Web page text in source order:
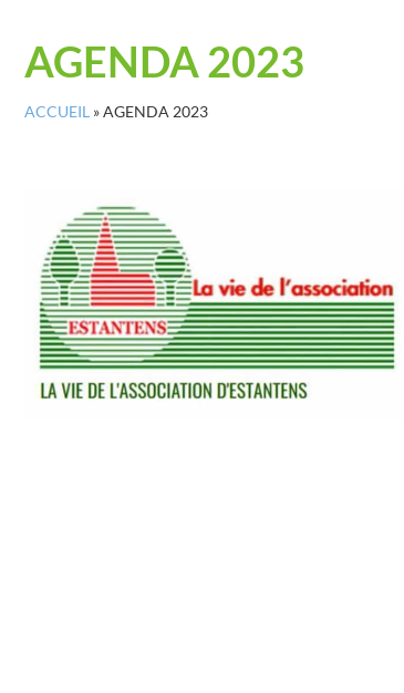
AGENDA 2023
ACCUEIL »AGENDA 2023